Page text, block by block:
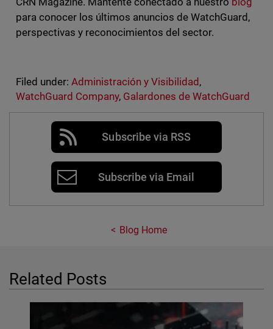
para conocer los últimos anuncios de WatchGuard,
perspectivas y reconocimientos del sector.
Filed under: Administración y Visibilidad ,
WatchGuard Company, Galardones de WatchGuard
Subscribe via RSS
Subscribe via Email
Blog Home
Related Posts